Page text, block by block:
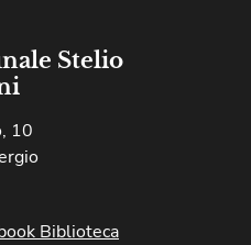
Stelio
10
Biblioteca